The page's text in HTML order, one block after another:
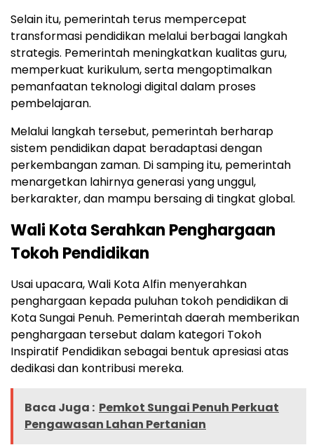
Selain itu, pemerintah terus mempercepat
transformasi pendidikan melalui berbagai langkah
strategis. Pemerintah meningkatkan kualitas guru,
memperkuat kurikulum, serta mengoptimalkan
pemanfaatan teknologi digital dalam proses
pembelajaran.
Melalui langkah tersebut, pemerintah berharap
sistem pendidikan dapat beradaptasi dengan
perkembangan zaman. Di samping itu, pemerintah
menargetkan lahirnya generasi yang unggul,
berkarakter, dan mampu bersaing di tingkat global.
Wali Kota Serahkan Penghargaan
Tokoh Pendidikan
Usai upacara, Wali Kota Alfin menyerahkan
penghargaan kepada puluhan tokoh pendidikan di
Kota Sungai Penuh. Pemerintah daerah memberikan
penghargaan tersebut dalam kategori Tokoh
Inspiratif Pendidikan sebagai bentuk apresiasi atas
dedikasi dan kontribusi mereka.
Baca Juga : Pemkot Sungai Penuh Perkuat
Pengawasan Lahan Pertanian